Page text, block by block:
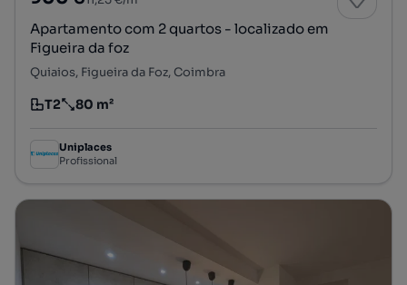
Apartamento com 2 quartos - localizado em
Figueira da foz
Quiaios, Figueira da Foz, Coimbra
Tipologia
T2
Preço por metro quadrado
80 m²
Uniplaces
Profissional